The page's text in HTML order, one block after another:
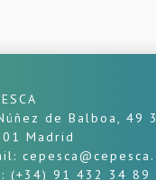
de Balboa, 49
Madrid
(+34) 91 432 34 89